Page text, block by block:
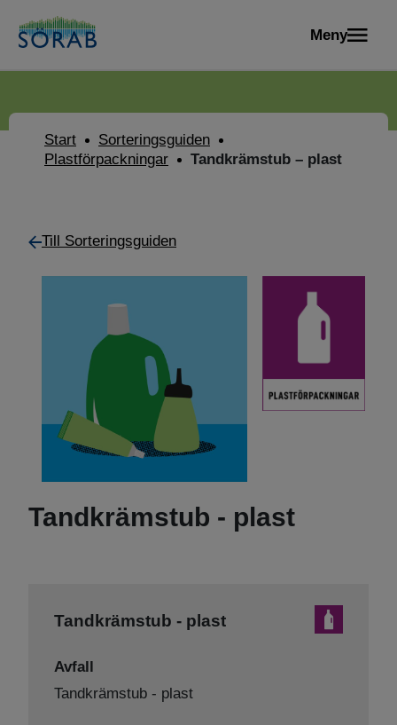
Meny
Start
Sorteringsguiden
Plastförpackningar
Tandkrämstub – plast
Till Sorteringsguiden
Tandkrämstub - plast
Tandkrämstub - plast
Avfall
Tandkrämstub - plast